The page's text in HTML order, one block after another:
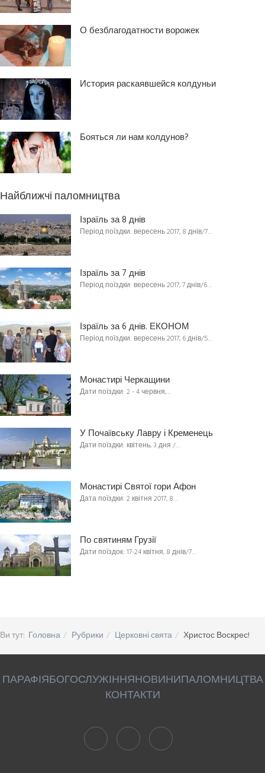
О безблагодатности ворожек
История раскаявшейся колдуньи
Бояться ли нам колдунов?
Найближчі паломництва
Ізраїль за 8 днів
Період поїздки: вересень 2017, 8 днів/7…
Ізраїль за 7 днів
Період поїздки: вересень 2017, 7 днів/6…
Ізраїль за 6 днів. ЕКОНОМ
Період поїздки: вересень 2017, 6 днів/5…
Монастирі Черкащини
Дати поїздки: 2 - 4 червня,…
У Почаївську Лавру і Кременець
Дати поїздки: квітень, 3 дня /…
Монастирі Святої гори Афон
Дата поїздки: 2 квітня 2017, 8…
По святиням Грузії
Дати поїздок: 17-24 квітня, 8 днів/7…
Ви тут: Головна Рубрики Церковні свята Христос Воскрес!
ПАРАФІЯБОГОСЛУЖІННЯНОВИНИПАЛОМНИЦТВА
КОНТАКТИ